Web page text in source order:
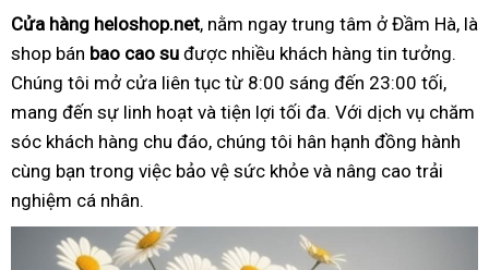
Cửa hàng heloshop.net, nằm ngay trung tâm ở Đầm Hà, là
shop bán bao cao su được nhiều khách hàng tin tưởng.
Chúng tôi mở cửa liên tục từ 8:00 sáng đến 23:00 tối,
mang đến sự linh hoạt và tiện lợi tối đa. Với dịch vụ chăm
sóc khách hàng chu đáo, chúng tôi hân hạnh đồng hành
cùng bạn trong việc bảo vệ sức khỏe và nâng cao trải
nghiệm cá nhân.